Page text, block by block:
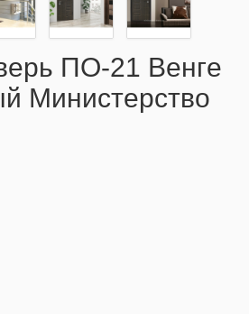
ПO-21 Beнгe
Министерство